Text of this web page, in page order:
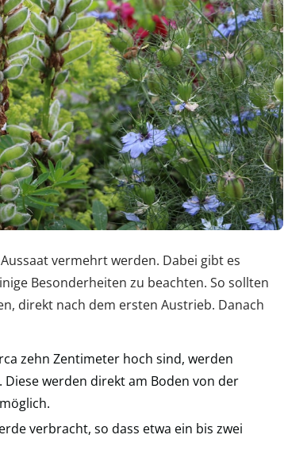
vermehrt werden. Dabei gibt es
Besonderheiten zu beachten. So sollten
direkt nach dem ersten Austrieb. Danach
zehn Zentimeter hoch sind, werden
werden direkt am Boden von der
verbracht, so dass etwa ein bis zwei